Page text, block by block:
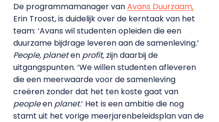
De programmamanager vanAvans Duurzaam,
Erin Troost, is duidelijk over de kerntaak van het
team: ‘Avans wil studenten opleiden die een
duurzame bijdrage leveren aan de samenleving.’
People, planetenprofit,zijn daarbij de
uitgangspunten. ‘We willen studenten afleveren
die een meerwaarde voor de samenleving
creëren zonder dat het ten koste gaat van
peopleen planet.’ Het is een ambitie die nog
stamt uit het vorige meerjarenbeleidsplan van de